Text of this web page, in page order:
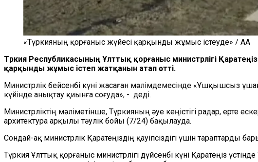
«Түркияның қорғаныс жүйесі қарқынды жұмыс істеуде» / AA
Түркия Республикасының Ұлттық қорғаныс министрлігі
қарқынды жұмыс істеп жатқанын атап өтті.
Министрлік бейсенбі күні жасаған мәлімдемесінде «Ұшқышсыз
күйінде анықтау қиынға соғуда», - деді.
Министрліктің мәліметінше, Түркияның әуе кеңістігі радар, ерте
архитектура арқылы тәулік бойы (7/24) бақылауда.
Сондай-ақ министрлік Қаратеңіздің қауіпсіздігі үшін тараптарды
Түркия Ұлттық қорғаныс министрлігі дүйсенбі күні Қаратеңіз